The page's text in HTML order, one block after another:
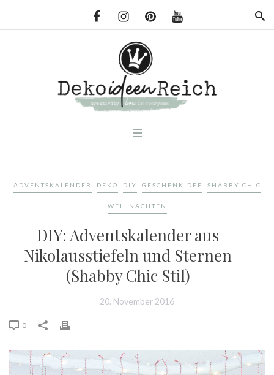
ADVENTSKALENDER DEKO DIY GESCHENKIDEE SHABBY CHIC
WEIHNACHTEN
DIY: Adventskalender aus
Nikolausstiefeln und Sternen
(Shabby Chic Stil)
20. November 2016
0